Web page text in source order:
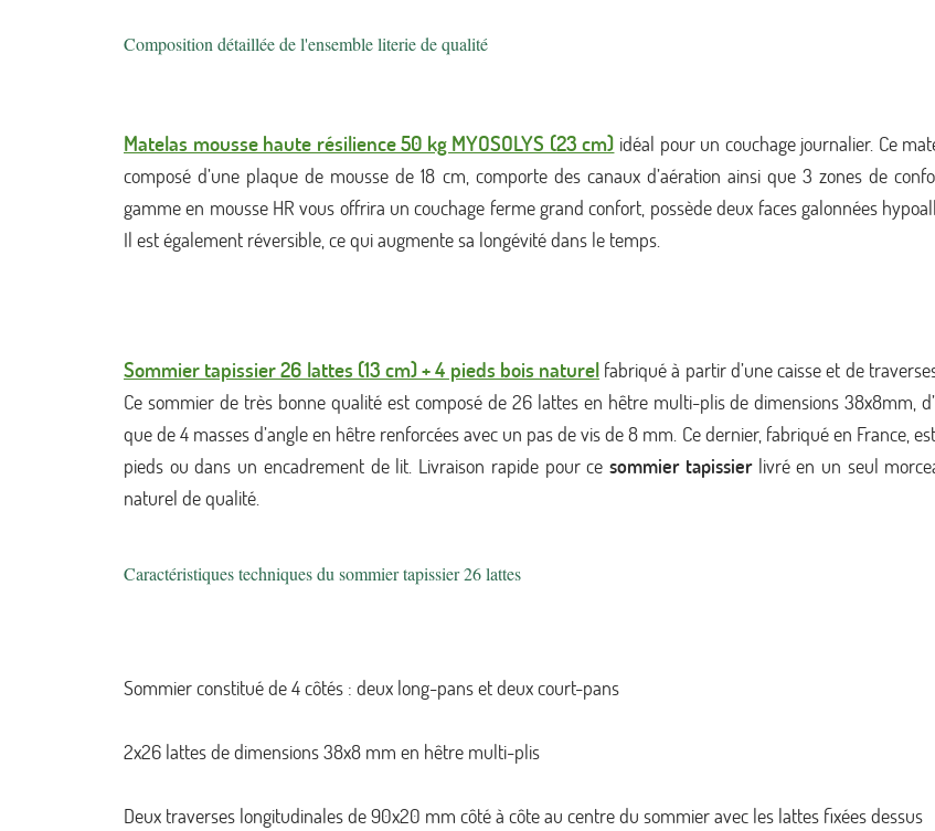
Composition détaillée de l'ensemble literie de qualité
Matelas mousse haute résilience 50 kg MYOSOLYS (23 cm) idéal pour un couchage journalier. Ce
composé d’une plaque de mousse de 18 cm, comporte des canaux d’aération ainsi que 3 zones de
gamme en mousse HR vous offrira un couchage ferme grand confort, possède deux faces galonnées
Il est également réversible, ce qui augmente sa longévité dans le temps.
Sommier tapissier 26 lattes (13 cm) + 4 pieds bois naturel fabriqué à partir d’une caisse et de
Ce sommier de très bonne qualité est composé de 26 lattes en hêtre multi-plis de dimensions 38x8mm,
que de 4 masses d’angle en hêtre renforcées avec un pas de vis de 8 mm. Ce dernier, fabriqué en France,
pieds ou dans un encadrement de lit. Livraison rapide pour cesommier tapissier livré en un seul
naturel de qualité.
Caractéristiques techniques du sommier tapissier 26 lattes
Sommier constitué de 4 côtés : deux long-pans et deux court-pans
2x26 lattes de dimensions 38x8 mm en hêtre multi-plis
Deux traverses longitudinales de 90x20 mm côté à côte au centre du sommier avec les lattes fixées dessus